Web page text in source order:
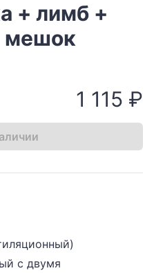
+ лимб +
мешок
1 115 ₽
с двумя